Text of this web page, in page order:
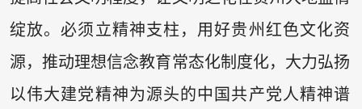
绽放。必须立精神支柱，用好贵州红色文化资
源，推动理想信念教育常态化制度化，大力弘扬
以伟大建党精神为源头的中国共产党人精神谱